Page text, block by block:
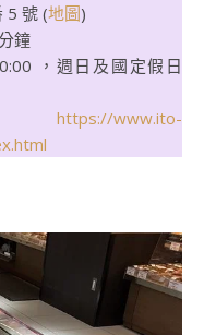
5 號 (地圖)
鐘
，週日及國定假日
https://www.ito-